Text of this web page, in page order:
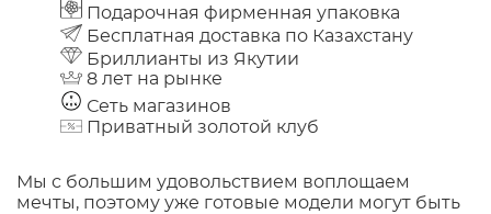
Подарочная фирменная упаковка
Бесплатная доставка по Казахстану
Бриллианты из Якутии
8 лет на рынке
Сеть магазинов
Приватный золотой клуб
Мы с большим удовольствием воплощаем
мечты, поэтому уже готовые модели могут быть